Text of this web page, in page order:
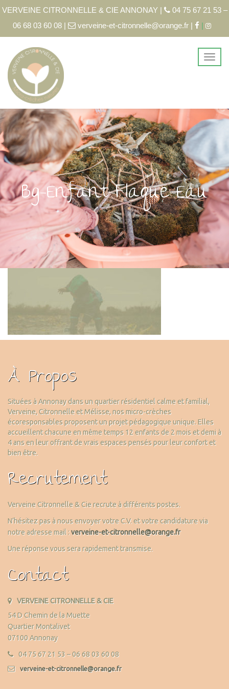
VERVEINE CITRONNELLE & CIE ANNONAY |
04 75 67 21 53 –
06 68 03 60 08 |
verveine-et-citronnelle@orange.fr | |
Bg-Enfant-Flaque-Eau
À Propos
Situées à Annonay dans un quartier résidentiel calme et familial,
Verveine, Citronnelle et Mélisse, nos micro-crèches
écoresponsables proposent un projet pédagogique unique. Elles
accueillent chacune en même temps 12 enfants de 2 mois et demi à
4 ans en leur offrant de vrais espaces pensés pour leur confort et
bien être.
Recrutement
Verveine Citronnelle & Cie recrute à différents postes.
N’hésitez pas à nous envoyer votre C.V. et votre candidature via
notre adresse mail :verveine-et-citronnelle@orange.fr
Une réponse vous sera rapidement transmise.
Contact
VERVEINE CITRONNELLE & CIE
54 D Chemin de la Muette
Quartier Montalivet
07100 Annonay
04 75 67 21 53 – 06 68 03 60 08
verveine-et-citronnelle@orange.fr